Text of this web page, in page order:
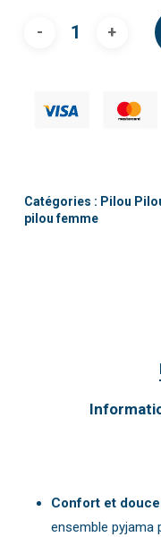
Catégories : Pilou
pilou femme
Confort et
ensemble pyjama